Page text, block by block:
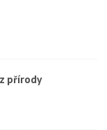
přírody